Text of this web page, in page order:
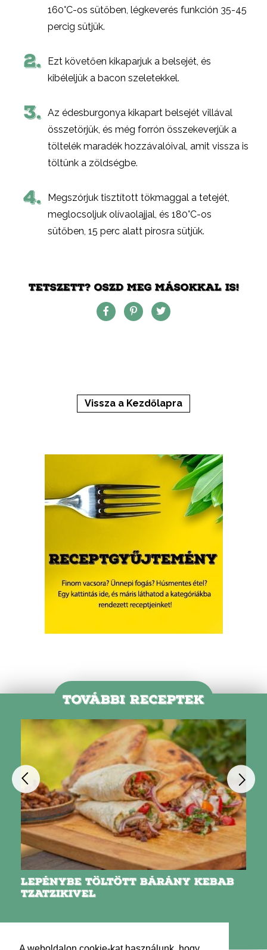
160°C-os sütőben, légkeverés funkción 35-45
percig sütjük.
2.
Ezt követően kikaparjuk a belsejét, és
kibéleljük a bacon szeletekkel.
3. Az édesburgonya kikapart belsejét villával
összetörjük, és még forrón összekeverjük a
töltelék maradék hozzávalóival, amit vissza is
töltünk a zöldségbe.
4.
Megszórjuk tisztított tökmaggal a tetejét,
meglocsoljuk olívaolajjal, és 180°C-os
sütőben, 15 perc alatt pirosra sütjük.
TETSZETT? OSZD MEG MÁSOKKAL IS!
Vissza a Kezdőlapra
TOVÁBBI RECEPTEK
LEPÉNYBE TÖLTÖTT BÁRÁNY KEBAB
TZATZIKIVEL